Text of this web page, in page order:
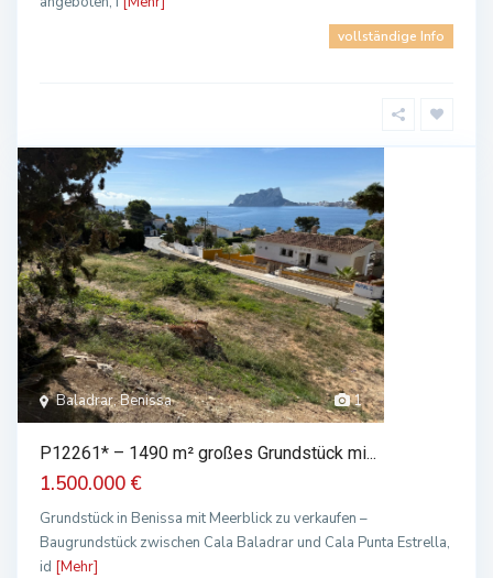
vollständige Info
1
Baladrar, Benissa
P12261* – 1490 m² großes Grundstück mi...
1.500.000 €
Grundstück in Benissa mit Meerblick zu verkaufen –
Baugrundstück zwischen Cala Baladrar und Cala Punta Estrella,
id [Mehr]